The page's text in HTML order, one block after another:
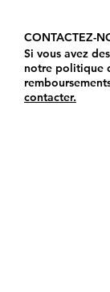
CONTACTEZ-
Si vous avez
notre politique
contacter.